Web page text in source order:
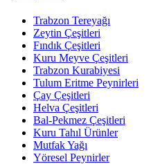
Trabzon Tereyağı
Zeytin Çeşitleri
Fındık Çeşitleri
Kuru Meyve Çeşitleri
Trabzon Kurabiyesi
Tulum Eritme Peynirleri
Çay Çeşitleri
Helva Çeşitleri
Bal-Pekmez Çeşitleri
Kuru Tahıl Ürünler
Mutfak Yağı
Yöresel Peynirler